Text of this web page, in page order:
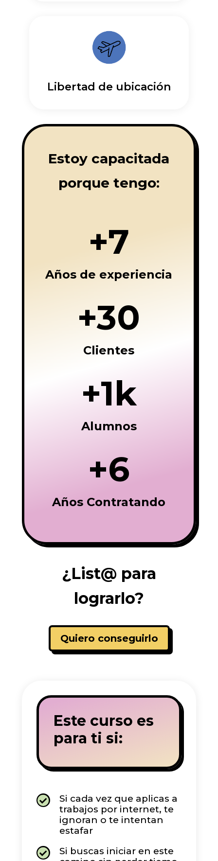
Libertad de ubicación
Estoy capacitada
porque tengo:
+7
Años de experiencia
+30
Clientes
+1k
Alumnos
+6
Años Contratando
¿List@ para
lograrlo?
Quiero conseguirlo
Este curso es
para ti si:

Si cada vez que aplicas a
trabajos por internet, te
ignoran o te intentan
estafar

Si buscas iniciar en este